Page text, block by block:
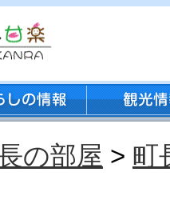
の部屋 > 町